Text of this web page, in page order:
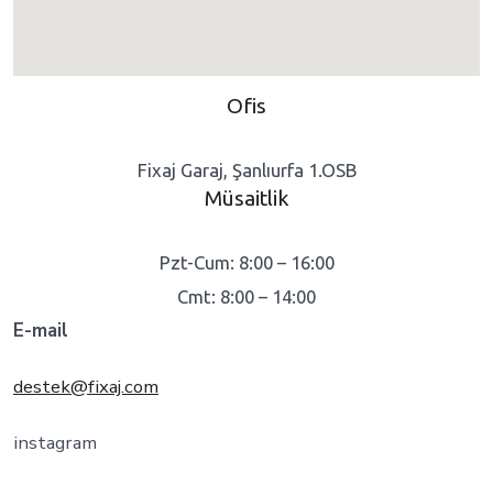
Ofis
Fixaj Garaj, Şanlıurfa 1.OSB
Müsaitlik
Pzt-Cum: 8:00 – 16:00
Cmt: 8:00 – 14:00
E-mail
destek@fixaj.com
instagram